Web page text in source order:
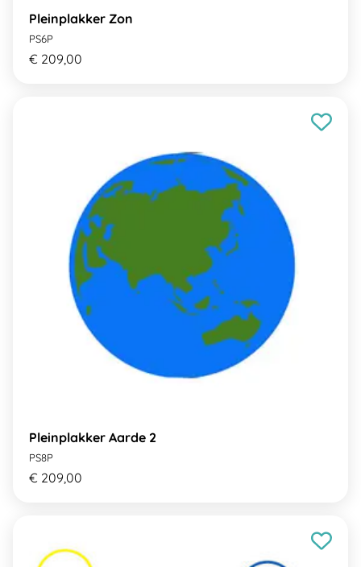
Pleinplakker Zon
PS6P
€ 209,00
Pleinplakker Aarde 2
PS8P
€ 209,00